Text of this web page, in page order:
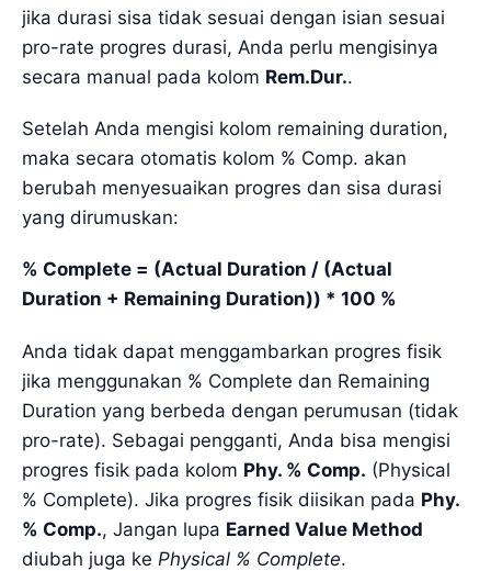
jika durasi sisa tidak sesuai dengan isian sesuai
pro-rate progres durasi, Anda perlu mengisinya
secara manual pada kolom Rem.Dur..
Setelah Anda mengisi kolom remaining duration,
maka secara otomatis kolom % Comp. akan
berubah menyesuaikan progres dan sisa durasi
yang dirumuskan:
% Complete = (Actual Duration / (Actual
Duration + Remaining Duration)) * 100 %
Anda tidak dapat menggambarkan progres fisik
jika menggunakan % Complete dan Remaining
Duration yang berbeda dengan perumusan (tidak
pro-rate). Sebagai pengganti, Anda bisa mengisi
progres fisik pada kolom Phy. % Comp. (Physical
% Complete). Jika progres fisik diisikan pada Phy.
% Comp., Jangan lupa Earned Value Method
diubah juga ke Physical % Complete.